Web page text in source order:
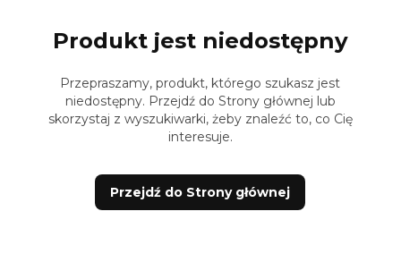
Produkt jest niedostępny
Przepraszamy, produkt, którego szukasz jest
niedostępny. Przejdź do Strony głównej lub
skorzystaj z wyszukiwarki, żeby znaleźć to, co Cię
interesuje.
Przejdź do Strony głównej